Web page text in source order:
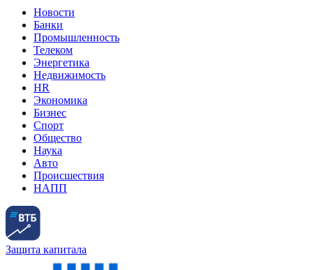
Новости
Банки
Промышленность
Телеком
Энергетика
Недвижимость
HR
Экономика
Бизнес
Спорт
Общество
Наука
Авто
Происшествия
НАПП
Защита капитала